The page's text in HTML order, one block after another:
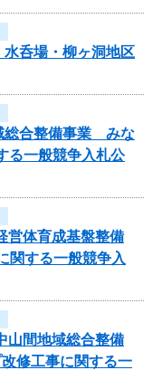
呑場・柳ヶ洞地区
総合整備事業 みな
る一般競争入札公
営体育成基盤整備
関する一般競争入
山間地域総合整備
修工事に関する一